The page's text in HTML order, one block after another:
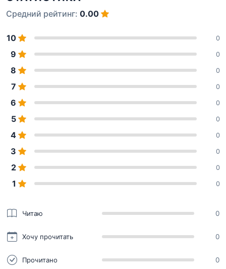
Средний рейтинг: 0.00
10 0
9 0
8 0
7 0
6 0
5 0
4 0
3 0
2 0
1 0
Читаю 0
Хочу прочитать 0
Прочитано 0